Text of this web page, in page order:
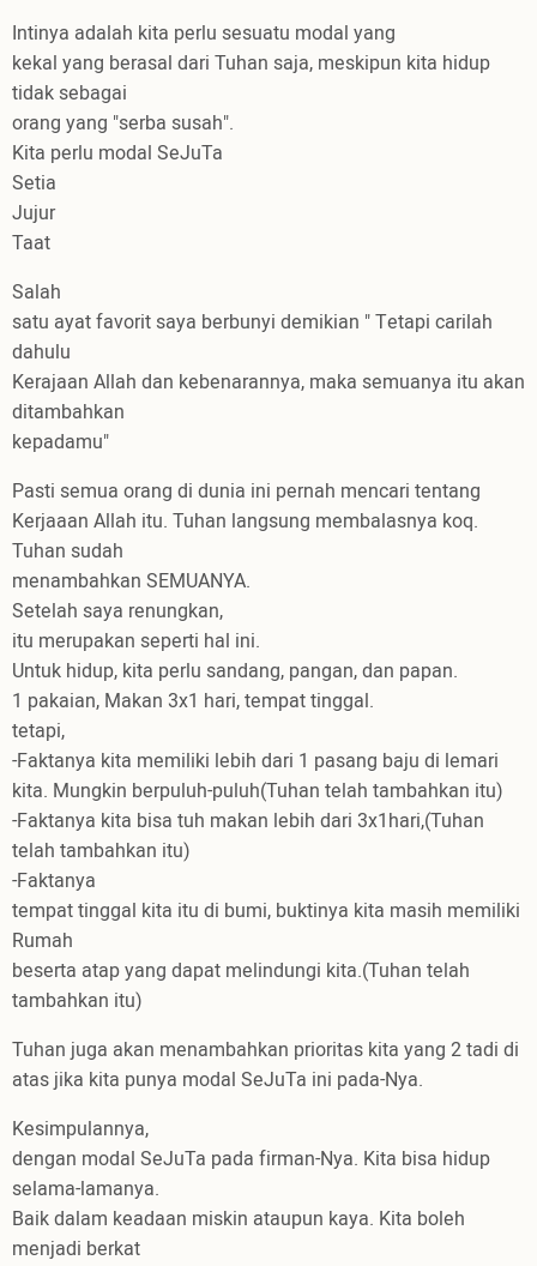
Intinya adalah kita perlu sesuatu modal yang
kekal yang berasal dari Tuhan saja, meskipun kita hidup
tidak sebagai
orang yang "serba susah".
Kita perlu modal SeJuTa
Setia
Jujur
Taat
Salah
satu ayat favorit saya berbunyi demikian " Tetapi carilah
dahulu
Kerajaan Allah dan kebenarannya, maka semuanya itu akan
ditambahkan
kepadamu"
Pasti semua orang di dunia ini pernah mencari tentang
Kerjaaan Allah itu. Tuhan langsung membalasnya koq.
Tuhan sudah
menambahkan SEMUANYA.
Setelah saya renungkan,
itu merupakan seperti hal ini.
Untuk hidup, kita perlu sandang, pangan, dan papan.
1 pakaian, Makan 3x1 hari, tempat tinggal.
tetapi,
-Faktanya kita memiliki lebih dari 1 pasang baju di lemari
kita. Mungkin berpuluh-puluh(Tuhan telah tambahkan itu)
-Faktanya kita bisa tuh makan lebih dari 3x1hari,(Tuhan
telah tambahkan itu)
-Faktanya
tempat tinggal kita itu di bumi, buktinya kita masih memiliki
Rumah
beserta atap yang dapat melindungi kita.(Tuhan telah
tambahkan itu)
Tuhan juga akan menambahkan prioritas kita yang 2 tadi di
atas jika kita punya modal SeJuTa ini pada-Nya.
Kesimpulannya,
dengan modal SeJuTa pada firman-Nya. Kita bisa hidup
selama-lamanya.
Baik dalam keadaan miskin ataupun kaya. Kita boleh
menjadi berkat